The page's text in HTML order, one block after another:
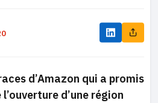
d’Amazon qui a promis
d’une région